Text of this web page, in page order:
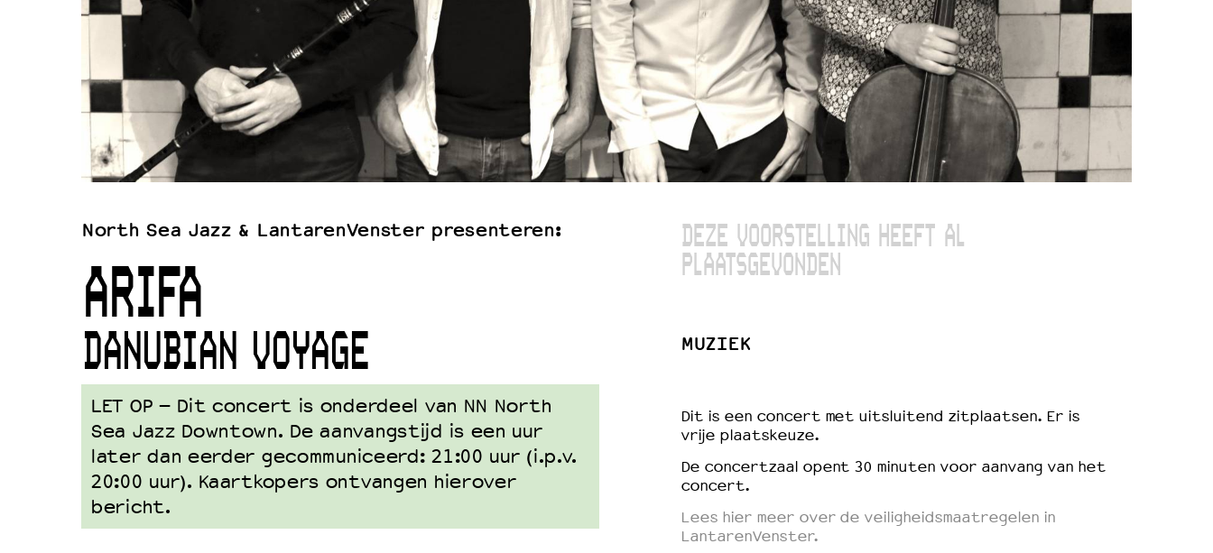
Wat we doen
Werken bij
Wie is wie
Word vriend
Historie
Partners
Privacyverklaring
Integriteits- en gedragscode
Duurzaamheid
Culturele boycot Israël
Ruimte voor artistieke vrijheid – VNPF
North Sea Jazz & LantarenVenster presenteren:
ARIFA
DANUBIAN VOYAGE
LET OP – Dit concert is onderdeel van NN North
Sea Jazz Downtown. De aanvangstijd is een uur
later dan eerder gecommuniceerd: 21:00 uur (i.p.v.
20:00 uur). Kaartkopers ontvangen hierover
bericht.
DEZE VOORSTELLING HEEFT AL
PLAATSGEVONDEN
MUZIEK
Dit is een concert met uitsluitend zitplaatsen. Er is
vrije plaatskeuze.
De concertzaal opent 30 minuten voor aanvang van het
concert.
Lees hier meer over de veiligheidsmaatregelen in
LantarenVenster.